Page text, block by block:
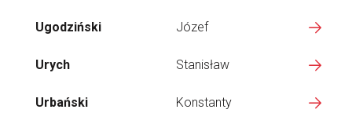
Ugodziński Józef
Urych Stanisław
Urbański Konstanty